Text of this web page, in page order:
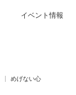
イベント情報
めげない心